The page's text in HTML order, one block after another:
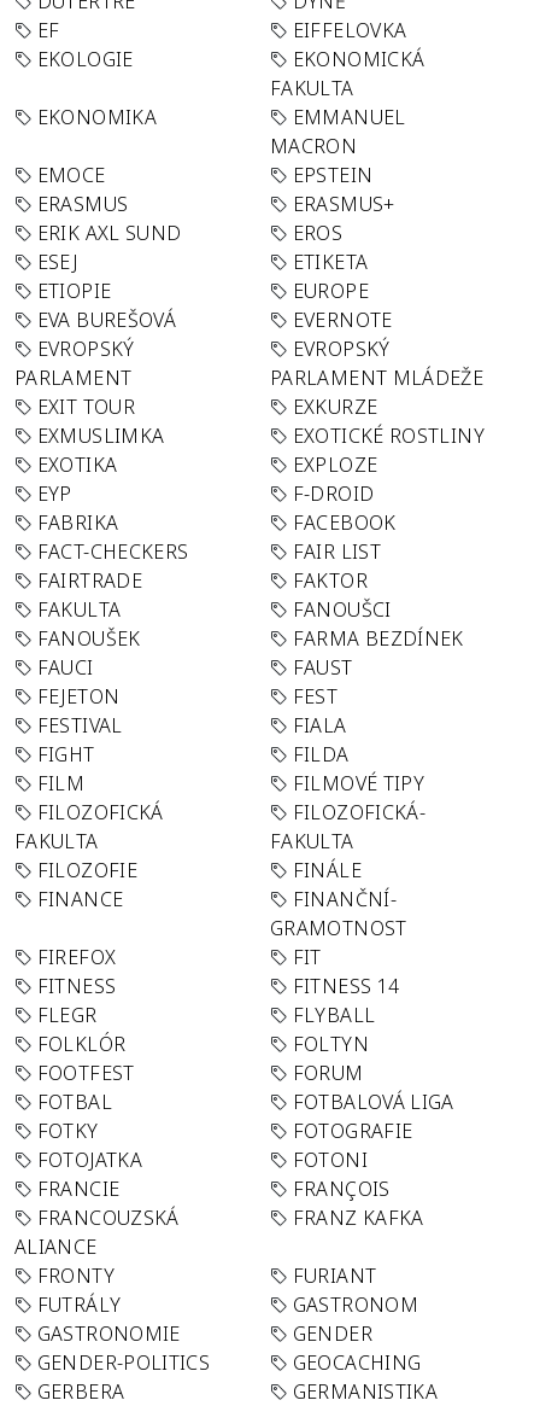
EF
EIFFELOVKA
EKOLOGIE
EKONOMICKÁ
FAKULTA
EKONOMIKA
EMMANUEL
MACRON
EMOCE
EPSTEIN
ERASMUS
ERASMUS+
ERIK AXL SUND
EROS
ESEJ
ETIKETA
ETIOPIE
EUROPE
EVA BUREŠOVÁ
EVERNOTE
EVROPSKÝ
PARLAMENT
EVROPSKÝ
PARLAMENT MLÁDEŽE
EXIT TOUR
EXKURZE
EXMUSLIMKA
EXOTICKÉ ROSTLINY
EXOTIKA
EXPLOZE
EYP
F-DROID
FABRIKA
FACEBOOK
FACT-CHECKERS
FAIR LIST
FAIRTRADE
FAKTOR
FAKULTA
FANOUŠCI
FANOUŠEK
FARMA BEZDÍNEK
FAUCI
FAUST
FEJETON
FEST
FESTIVAL
FIALA
FIGHT
FILDA
FILM
FILMOVÉ TIPY
FILOZOFICKÁ
FAKULTA
FILOZOFICKÁ-
FAKULTA
FILOZOFIE
FINÁLE
FINANCE
FINANČNÍ-
GRAMOTNOST
FIREFOX
FIT
FITNESS
FITNESS 14
FLEGR
FLYBALL
FOLKLÓR
FOLTYN
FOOTFEST
FORUM
FOTBAL
FOTBALOVÁ LIGA
FOTKY
FOTOGRAFIE
FOTOJATKA
FOTONI
FRANCIE
FRANÇOIS
FRANCOUZSKÁ
ALIANCE
FRANZ KAFKA
FRONTY
FURIANT
FUTRÁLY
GASTRONOM
GASTRONOMIE
GENDER
GENDER-POLITICS
GEOCACHING
GERBERA
GERMANISTIKA